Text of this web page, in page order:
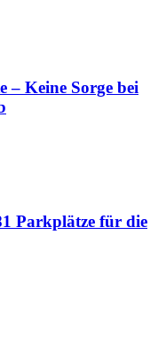
– Keine Sorge bei
Parkplätze für die